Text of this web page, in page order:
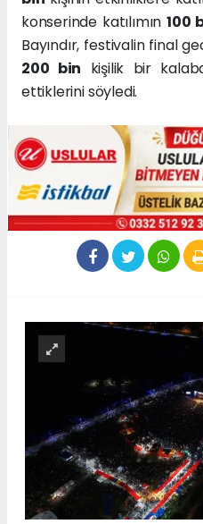
konserinde katılımın100
Bayındır, festivalin final
200 bin kişilik bir
ettiklerini söyledi.